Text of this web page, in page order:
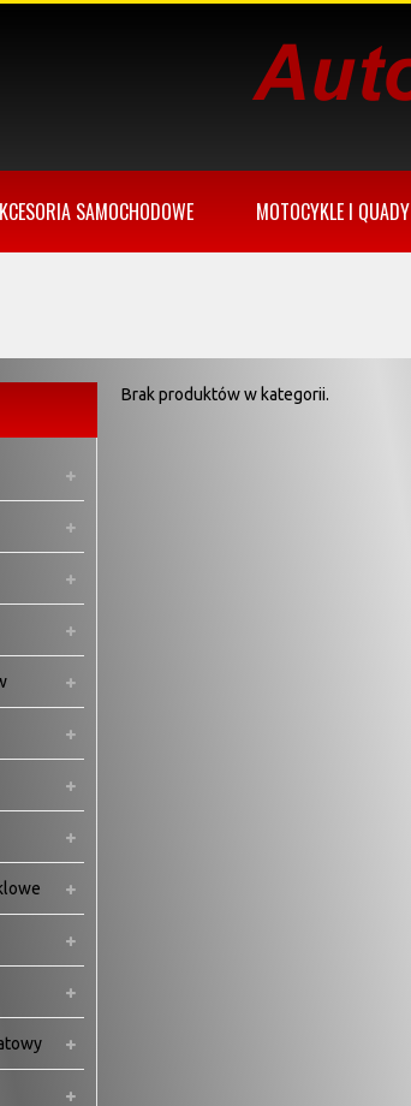
SAMOCHODOWE MOTOCYKLE I QUADY
Brak produktów w kategorii.